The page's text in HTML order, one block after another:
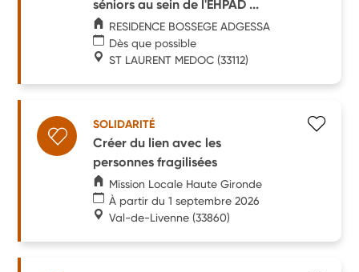
séniors au sein de l'EHPAD ...
RESIDENCE BOSSEGE ADGESSA
Dès que possible
ST LAURENT MEDOC (33112)
SOLIDARITÉ
Créer du lien avec les
personnes fragilisées
Mission Locale Haute Gironde
À partir du 1 septembre 2026
Val-de-Livenne (33860)